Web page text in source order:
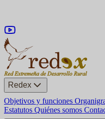
Redex
Objetivos y funciones
Estatutos Quiénes somos